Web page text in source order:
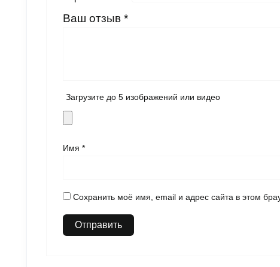
Ваш отзыв *
Загрузите до 5 изображений или видео
Имя *
Сохранить моё имя, email и адрес сайта в этом